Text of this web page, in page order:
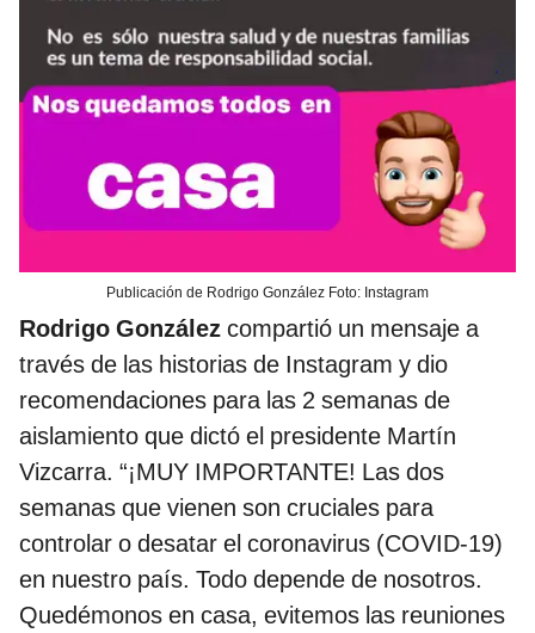
Publicación de Rodrigo González Foto: Instagram
Rodrigo González compartió un mensaje a
través de las historias de Instagram y dio
recomendaciones para las 2 semanas de
aislamiento que dictó el presidente Martín
Vizcarra. “¡MUY IMPORTANTE! Las dos
semanas que vienen son cruciales para
controlar o desatar el coronavirus (COVID-19)
en nuestro país. Todo depende de nosotros.
Quedémonos en casa, evitemos las reuniones